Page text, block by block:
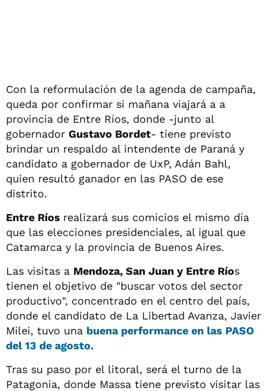
Con la reformulación de la agenda de campaña,
queda por confirmar si mañana viajará a a
provincia de Entre Ríos, donde -junto al
gobernador Gustavo Bordet- tiene previsto
brindar un respaldo al intendente de Paraná y
candidato a gobernador de UxP, Adán Bahl,
quien resultó ganador en las PASO de ese
distrito.
Entre Ríos realizará sus comicios el mismo día
que las elecciones presidenciales, al igual que
Catamarca y la provincia de Buenos Aires.
Las visitas a Mendoza, San Juan y Entre Ríos
tienen el objetivo de "buscar votos del sector
productivo", concentrado en el centro del país,
donde el candidato de La Libertad Avanza, Javier
Milei, tuvo una buena performance en las PASO
del 13 de agosto.
Tras su paso por el litoral, será el turno de la
Patagonia, donde Massa tiene previsto visitar las